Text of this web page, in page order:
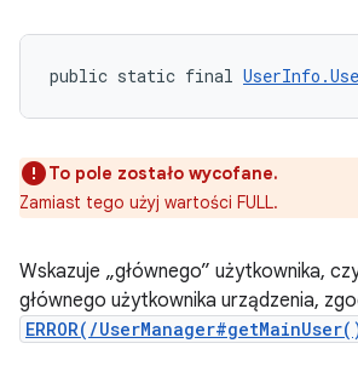
public static final
To pole zostało wycofane.
Zamiast tego użyj wartości FULL.
Wskazuje „głównego” użytkownika,
głównego użytkownika urządzenia,
ERROR(/